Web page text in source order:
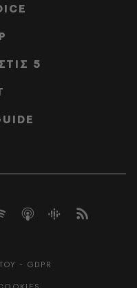
5
- GDPR